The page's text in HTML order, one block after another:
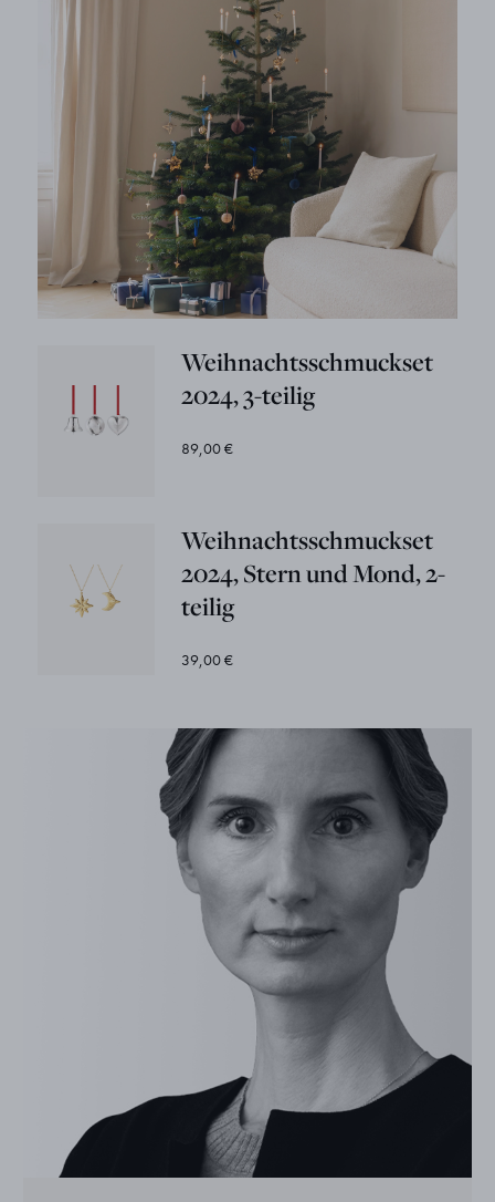
Weihnachtsschmuckset
2024, 3-teilig
89,00 €
Weihnachtsschmuckset
2024, Stern und Mond, 2-
teilig
39,00 €